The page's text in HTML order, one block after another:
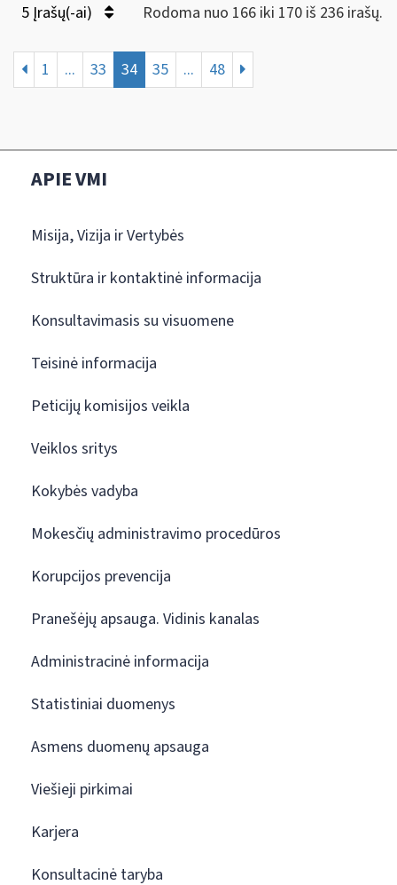
5 Įrašų(-ai) Rodoma nuo 166 iki 170 iš 236 irašų.
1 ... 33 34 35 ... 48
APIE VMI
Misija, Vizija ir Vertybės
Struktūra ir kontaktinė informacija
Konsultavimasis su visuomene
Teisinė informacija
Peticijų komisijos veikla
Veiklos sritys
Kokybės vadyba
Mokesčių administravimo procedūros
Korupcijos prevencija
Pranešėjų apsauga. Vidinis kanalas
Administracinė informacija
Statistiniai duomenys
Asmens duomenų apsauga
Viešieji pirkimai
Karjera
Konsultacinė taryba